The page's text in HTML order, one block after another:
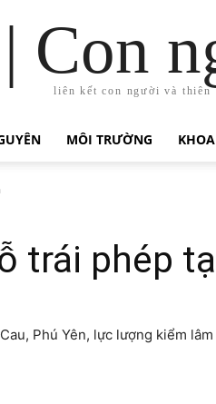
Con
liên kết con người và thiên
MÔI TRƯỜNG
trái phép
Phú Yên, lực lượng kiểm